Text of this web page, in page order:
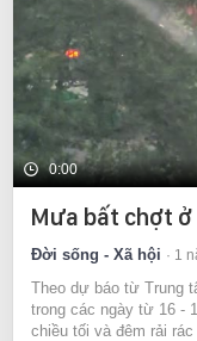
0:00
Mưa bất chợt ở
Đời sống - Xã hội 1
Theo dự báo từ Trung
trong các ngày từ 16 -
chiều tối và đêm rải